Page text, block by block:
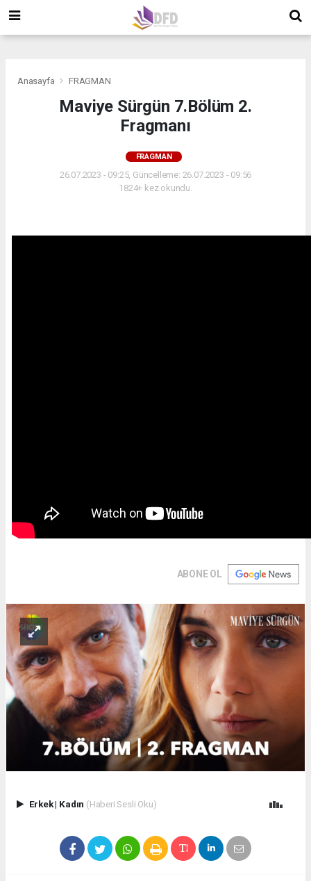
Anasayfa FRAGMAN
Maviye Sürgün 7.Bölüm 2.
Fragmanı
FRAGMAN
26.07.2023 - 09:25, Güncelleme: 26.07.2023 - 09:56
1824+ kez okundu.
ABONE OL
Erkek| Kadın (Haberi Sesli Oku)